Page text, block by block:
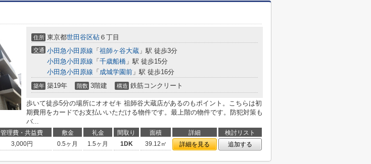
住所 東京都世田谷区砧 ６丁目
交通 小田急小田原線 「 祖師ヶ谷大蔵 」駅 徒歩3分
小田急小田原線 「 千歳船橋 」駅 徒歩15分
小田急小田原線 「 成城学園前 」駅 徒歩16分
築年 築19年 階数 3階建 構造 鉄筋コンクリート
歩いて徒歩5分の場所にオオゼキ 祖師谷大蔵店があるのもポイント。こちらは初
期費用をカードでお支払いいただける物件です。最上階の物件です。防犯対策も
バ...
管理費・共益費 敷金 礼金 間取り 面積 詳細
検討リスト
3,000円 0.5ヶ月 1.5ヶ月 1DK 39.12㎡ 詳細を見る 追加する